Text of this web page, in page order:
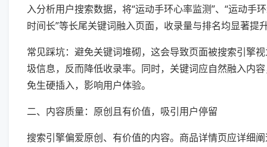
入分析用户搜索数据，将“运动手环心率监测”、“运动手
时间长”等长尾关键词融入页面，收录量与排名均显著提
常见踩坑：避免关键词堆砌，这会导致页面被搜索引擎
圾信息，反而降低收录率。同时，关键词应自然融入内
免生硬插入，影响用户体验。
二、内容质量：原创且有价值，吸引用户停留
搜索引擎偏爱原创、有价值的内容。商品详情页应详细